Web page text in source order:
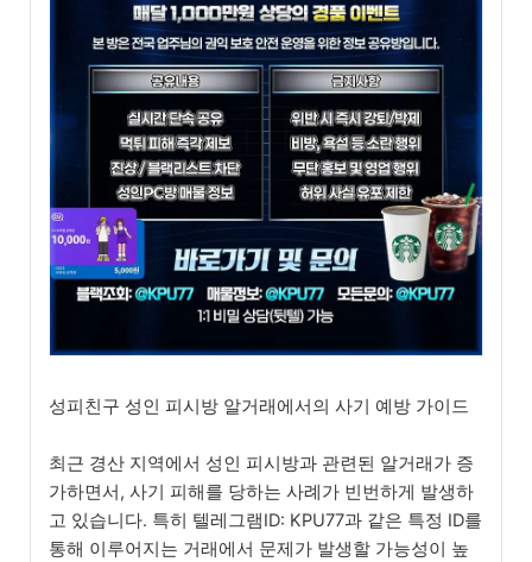
성피친구 성인 피시방 알거래에서의 사기 예방 가이드
최근 경산 지역에서 성인 피시방과 관련된 알거래가 증
가하면서, 사기 피해를 당하는 사례가 빈번하게 발생하
고 있습니다. 특히 텔레그램ID: KPU77과 같은 특정 ID를
통해 이루어지는 거래에서 문제가 발생할 가능성이 높